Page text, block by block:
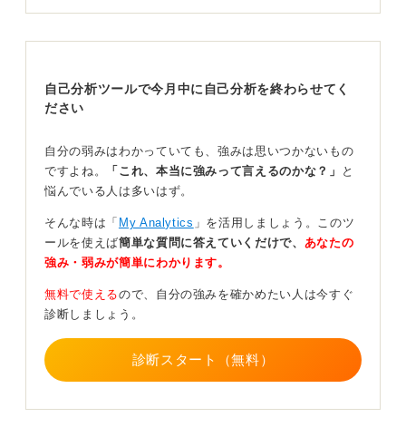
しさを生かせる戦略をとっていくことです。
強みを活かす戦略としてINFJは本質をとらえる傾向があ
ができます。
表面的な志望理由ではなく「なぜ自分はその企業・仕事
面接官にアピールできるでしょう。
完璧主義に注意！ PREP法と企業理念の確認が鍵
また人の気持ちを読む力が高いので、面接官のペースに
実で落ち着いたコミュニケーションであれば高く評価さ
れるポイントになります。
自己分析ツールで今月中に自己分析を終わらせてく
ださい
自分の弱みはわかっていても、強みは思いつかないもの
ですよね。
「これ、本当に強みって言えるのかな？」
と
悩んでいる人は多いはず。
そんな時は「 My Analytics 」を活用しましょう。このツ
ールを使えば簡単な質問に答えていくだけで、 あなたの
強み・弱みが簡単にわかります。
無料で使えるので、自分の強みを確かめたい人は今すぐ
診断しましょう。
診断スタート（無料）